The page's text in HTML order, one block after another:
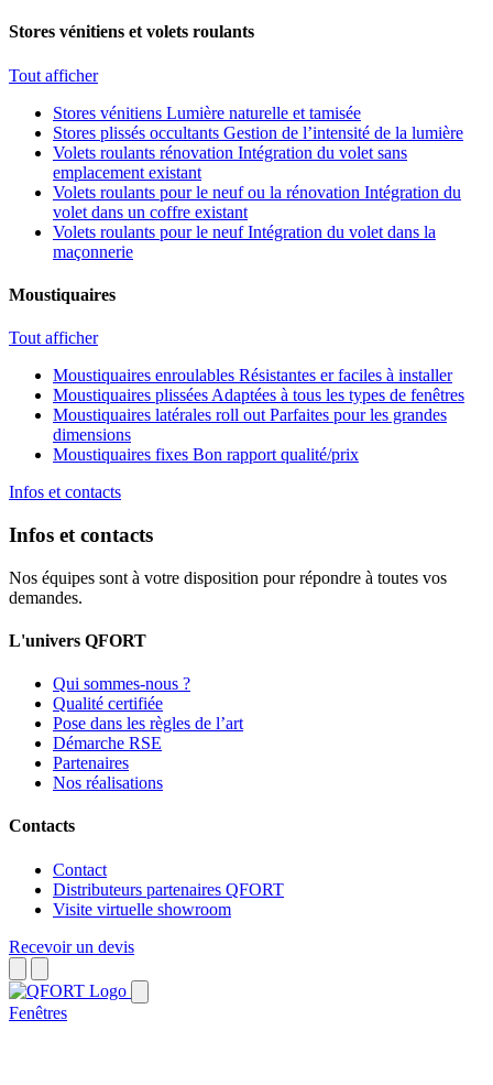
Stores vénitiens et volets roulants
Tout afficher
Stores vénitiens Lumière naturelle et tamisée
Stores plissés occultants Gestion de l’intensité de la lumière
Volets roulants rénovation Intégration du volet sans
emplacement existant
Volets roulants pour le neuf ou la rénovation Intégration du
volet dans un coffre existant
Volets roulants pour le neuf Intégration du volet dans la
maçonnerie
Moustiquaires
Tout afficher
Moustiquaires enroulables Résistantes er faciles à installer
Moustiquaires plissées Adaptées à tous les types de fenêtres
Moustiquaires latérales roll out Parfaites pour les grandes
dimensions
Moustiquaires fixes Bon rapport qualité/prix
Infos et contacts
Infos et contacts
Nos équipes sont à votre disposition pour répondre à toutes vos
demandes.
L'univers QFORT
Qui sommes-nous ?
Qualité certifiée
Pose dans les règles de l’art
Démarche RSE
Partenaires
Nos réalisations
Contacts
Contact
Distributeurs partenaires QFORT
Visite virtuelle showroom
Recevoir un devis
Fenêtres